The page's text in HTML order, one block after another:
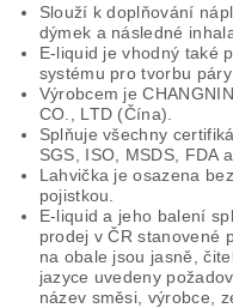
Slouží k doplňování
dýmek a následné
E-liquid je vhodný také
systému pro tvorbu
Výrobcem je
CO., LTD (Čína).
Splňuje všechny
SGS, ISO, MSDS, FDA
Lahvička je osazena
pojistkou.
E-liquid a jeho balení
prodej v ČR stanovené
na obale jsou jasně,
jazyce uvedeny
název směsi, výrobce,